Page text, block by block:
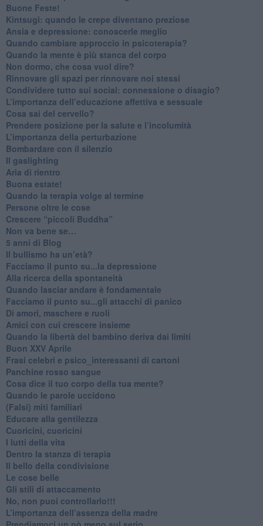
​Buone Feste!
​Kintsugi: quando le crepe diventano preziose
Ansia e depressione: conoscerle meglio
Quando cambiare approccio in psicoterapia?
​Quando la mente è più stanca del corpo
Non dormo, che cosa vuol dire?
​Rinnovare gli spazi per rinnovare noi stessi
​Condividere tutto sui social: connessione o disagio?
​L’importanza dell’educazione affettiva e sessuale
​Cosa sai del cervello?
Prendere posizione per la salute e l’incolumità
L’importanza della perturbazione
​Bombardare con il silenzio
Il gaslighting
Aria di rientro
Buona estate!
​Quando la terapia volge al termine
​Persone oltre le cose
​Crescere “piccoli Buddha”
Non va bene se…
​5 anni di Blog
​Il bullismo ha un’età?
Facciamo il punto su...la depressione
​Alla ricerca della spontaneità
​Quando lasciar andare è fondamentale
Facciamo il punto su...gli attacchi di panico
Di amori, maschere e ruoli
​Amici con cui crescere insieme
​Quando la libertà del bambino deriva dai limiti
Buon XXV Aprile
​Frasi celebri e psico_interessanti di cartoni
​Panchine rosso sangue
​Cosa dice il tuo corpo della tua mente?
​Quando le parole uccidono
​(Falsi) miti familiari
​Educare alla gentilezza
​Cuoricini, cuoricini
I lutti della vita
​Dentro la stanza di terapia
​Il bello della condivisione
Le cose belle
​Gli stili di attaccamento
No, non puoi controllarlo!!!
​L’importanza dell’assenza della madre